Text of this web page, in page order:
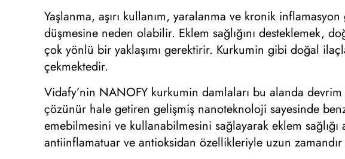
Yaşlanma, aşırı kullanım, yaralanma ve kronik
düşmesine neden olabilir. Eklem sağlığını desteklemek,
çok yönlü bir yaklaşımı gerektirir. Kurkumin gibi doğal
çekmektedir.
Vidafy’nin NANOFY kurkumin damlaları bu alanda
çözünür hale getiren gelişmiş nanoteknoloji sayesinde
emebilmesini ve kullanabilmesini sağlayarak eklem
antiinflamatuar ve antioksidan özellikleriyle uzun